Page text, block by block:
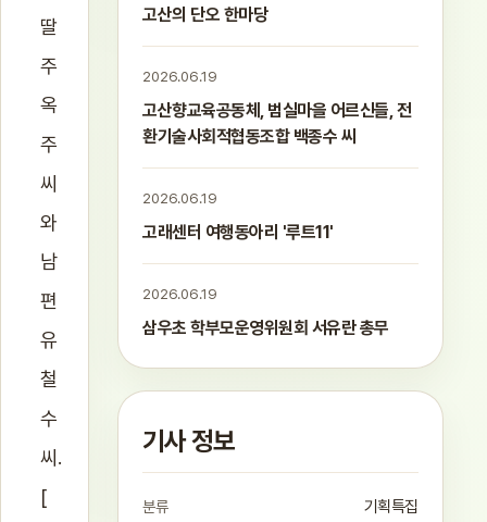
딸
주
옥
주
씨
와
남
편
유
철
수
씨.
[
고산의 단오 한마당
2026.06.19
고산향교육공동체, 범실마을 어르신들, 전
환기술사회적협동조합 백종수 씨
2026.06.19
고래센터 여행동아리 '루트11'
2026.06.19
삼우초 학부모운영위원회 서유란 총무
기사 정보
분류 기획특집